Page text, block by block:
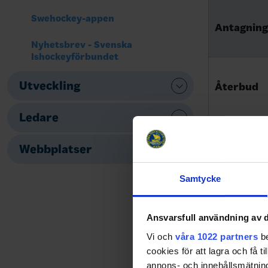
Samtycke
Ansvarsfull användning av
Vi och våra 1022 partners
cookies för att lagra och få
annons- och
Swehockey-appen
Nyhetsbrev - Svenska
Ishockeyförbundet
Utveckling
Ledare
Webbplatser
Antagning
Återbud
Direktlänk
SVENSKA
John Lind